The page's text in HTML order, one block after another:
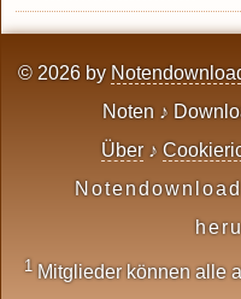
© 2026 by
Noten ♪
Über ♪
1 Mitglieder können alle